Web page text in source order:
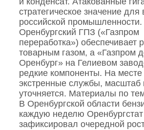
стратегическое значение для
российской промышленности.
Оренбургский ГПЗ («Газпром
переработка») обеспечивает
товарным газом, а «Газпром
Оренбург» на Гелиевом
редкие компоненты. На
экстренные службы, масштаб
уточняется. Материалы по
В Оренбургской области
каждую неделю Оренбургстат
зафиксировал очередной